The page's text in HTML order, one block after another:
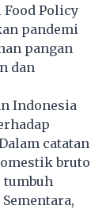
Policy
pandemi
pangan
dan
Indonesia
catatan
bruto
tumbuh
Sementara,